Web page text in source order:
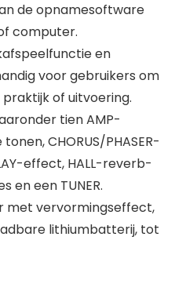
de opnamesoftware
computer.
en
voor gebruikers om
of uitvoering.
tien AMP-
CHORUS/PHASER-
effect, HALL-reverb-
en een TUNER.
met vervormingseffect,
lithiumbatterij, tot